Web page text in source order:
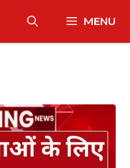
MENU